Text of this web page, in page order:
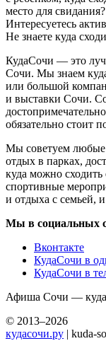
место для
Интересуетесь
Не знаете куда
КудаСочи — это
Сочи. Мы знаем
или большой
и выставки Сочи.
обязательно стоит
Мы советуем
отдых в парках,
куда можно сходить
спортивные
и отдыха с семьей,
Мы в социальных
Вконтакте
КудаСочи в
КудаСочи в
Афиша Сочи — куда
© 2013–2026
кудасочи.ру | kuda-